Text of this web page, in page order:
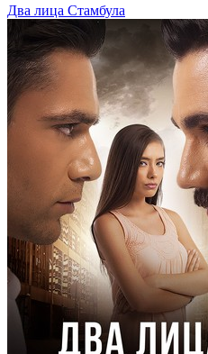
Два лица Стамбула